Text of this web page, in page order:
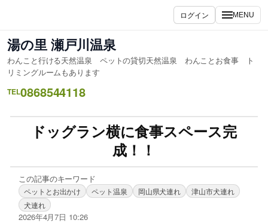
ログイン MENU
湯の里 瀬戸川温泉
わんこと行ける天然温泉 ペットの貸切天然温泉 わんことお食事 ト
リミングルームもあります
TEL0868544118
ドッグラン横に食事スペース完
成！！
この記事のキーワード
ペットとお出かけ ペット温泉 岡山県犬連れ
津山市犬連れ
犬連れ
2026年4月7日 10:26